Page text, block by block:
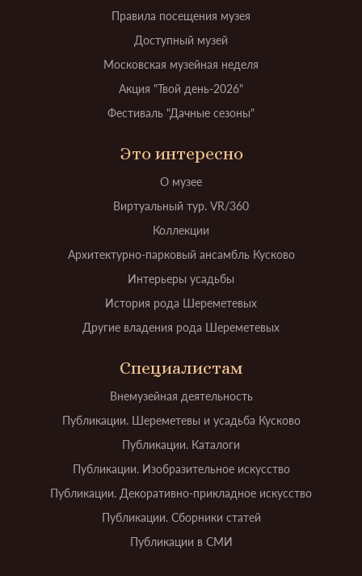
Правила посещения музея
Доступный музей
Московская музейная неделя
Акция "Твой день-2026"
Фестиваль "Дачные сезоны"
Это интересно
О музее
Виртуальный тур. VR/360
Коллекции
Архитектурно-парковый ансамбль Кусково
Интерьеры усадьбы
История рода Шереметевых
Другие владения рода Шереметевых
Специалистам
Внемузейная деятельность
Публикации. Шереметевы и усадьба Кусково
Публикации. Каталоги
Публикации. Изобразительное искусство
Публикации. Декоративно-прикладное искусство
Публикации. Сборники статей
Публикации в СМИ